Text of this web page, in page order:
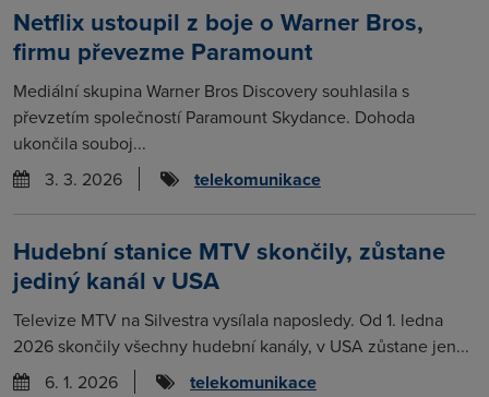
Netflix ustoupil z boje o Warner Bros,
firmu převezme Paramount
Mediální skupina Warner Bros Discovery souhlasila s
převzetím společností Paramount Skydance. Dohoda
ukončila souboj...
3. 3. 2026
telekomunikace
Hudební stanice MTV skončily, zůstane
jediný kanál v USA
Televize MTV na Silvestra vysílala naposledy. Od 1. ledna
2026 skončily všechny hudební kanály, v USA zůstane jen...
6. 1. 2026
telekomunikace